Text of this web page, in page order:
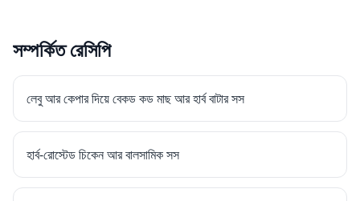
সম্পর্কিত রেসিপি
লেবু আর কেপার দিয়ে বেকড কড মাছ আর হার্ব বাটার সস
হার্ব-রোস্টেড চিকেন আর বালসামিক সস